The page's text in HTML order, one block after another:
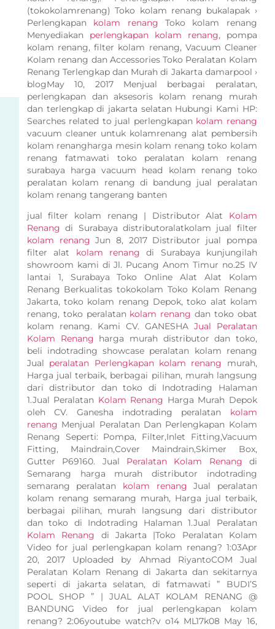
(tokokolamrenang) Toko kolam renang bukalapak ›
Perlengkapan kolam renang Toko kolam renang
Menyediakan perlengkapan kolam renang, pompa
kolam renang, filter kolam renang, Vacuum Cleaner
Kolam renang dan Accessories Toko Peralatan Kolam
Renang Terlengkap dan Murah di Jakarta damarpool ›
blogMay 10, 2017 Menjual berbagai peralatan,
perlengkapan dan aksesoris kolam renang murah
dan terlengkap di jakarta selatan Hubungi Kami HP:
Searches related to jual perlengkapan kolam renang
vacuum cleaner untuk kolamrenang alat pembersih
kolam renangharga mesin kolam renang toko kolam
renang fatmawati toko peralatan kolam renang
surabaya harga vacuum head kolam renang toko
peralatan kolam renang di bandung jual peralatan
kolam renang tangerang banten
jual filter kolam renang | Distributor Alat Kolam
Renang di Surabaya distributoralatkolam jual filter
kolam renang Jun 8, 2017 Distributor jual pompa
filter alat kolam renang di Surabaya kunjungilah
showroom kami di Jl. Pucang Anom Timur no.25 IV
lantai 1, Surabaya Toko Online Alat Alat Kolam
Renang Berkualitas tokokolam Toko Kolam Renang
Jakarta, toko kolam renang Depok, toko alat kolam
renang, toko peralatankolam renang dan toko obat
kolam renang. Kami CV. GANESHA Jual Peralatan
Kolam Renang harga murah distributor dan toko,
beli indotrading showcase peralatan kolam renang
Jual peralatan Perlengkapan kolam renang murah,
Harga jual terbaik, berbagai pilihan, murah langsung
dari distributor dan toko di Indotrading Halaman
1.Jual Peralatan Kolam Renang Harga Murah Depok
oleh CV. Ganesha indotrading peralatan kolam
renang Menjual Peralatan Dan Perlengkapan Kolam
Renang Seperti: Pompa, Filter,Inlet Fitting,Vacuum
Fitting, Maindrain,Cover Maindrain,Skimer Box,
Gutter P69160. Jual Peralatan Kolam Renang di
Semarang harga murah distributor indotrading
semarang peralatan kolam renang Jual peralatan
kolam renang semarang murah, Harga jual terbaik,
berbagai pilihan, murah langsung dari distributor
dan toko di Indotrading Halaman 1.Jual Peralatan
Kolam Renang di Jakarta |Toko Peralatan Kolam
Video for jual perlengkapan kolam renang? 1:03Apr
20, 2017 Uploaded by Ahmad RiyantoCOM Jual
Peralatan Kolam Renang di Jakarta dan sekitarnya
seperti di jakarta selatan, di fatmawati ” BUDI’S
POOL SHOP ” | JUAL ALAT KOLAM RENANG @
BANDUNG Video for jual perlengkapan kolam
renang? 2:06youtube watch?v o14 ML17k08 May 16,